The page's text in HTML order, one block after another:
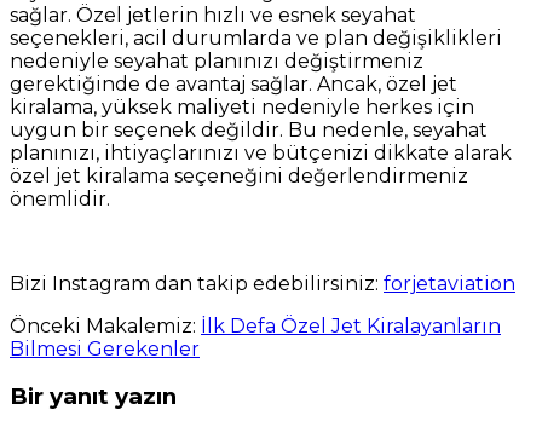
sağlar. Özel jetlerin hızlı ve esnek seyahat
seçenekleri, acil durumlarda ve plan değişiklikleri
nedeniyle seyahat planınızı değiştirmeniz
gerektiğinde de avantaj sağlar. Ancak, özel jet
kiralama, yüksek maliyeti nedeniyle herkes için
uygun bir seçenek değildir. Bu nedenle, seyahat
planınızı, ihtiyaçlarınızı ve bütçenizi dikkate alarak
özel jet kiralama seçeneğini değerlendirmeniz
önemlidir.
Bizi Instagram dan takip edebilirsiniz: forjetaviation
Önceki Makalemiz: İlk Defa Özel Jet Kiralayanların
Bilmesi Gerekenler
Bir yanıt yazın